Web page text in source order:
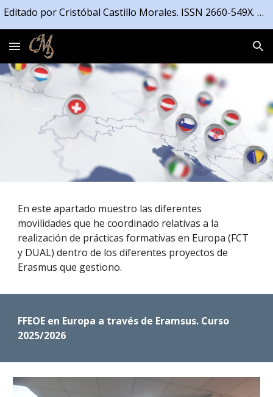
Editado por Cristóbal Castillo Morales. ISSN 2660-549X. Registrado en la Propiedad Intelectual de la Junta de Andalucía número 04/2021/4191
En este apartado muestro las diferentes
movilidades que he coordinado relativas a la
realización de prácticas formativas en Europa (FCT
y DUAL) dentro de los diferentes proyectos de
Erasmus que gestiono.
FFEOE en Europa a través de Eramsus. Curso
2025/2026